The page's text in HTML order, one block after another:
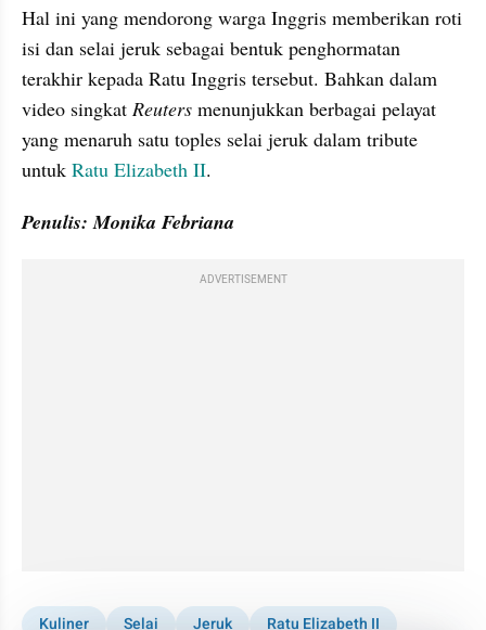
Hal ini yang mendorong warga Inggris memberikan roti
isi dan selai jeruk sebagai bentuk penghormatan
terakhir kepada Ratu Inggris tersebut. Bahkan dalam
video singkat Reuters menunjukkan berbagai pelayat
yang menaruh satu toples selai jeruk dalam tribute
untuk Ratu Elizabeth II.
Penulis: Monika Febriana
ADVERTISEMENT
Kuliner Selai Jeruk Ratu Elizabeth II